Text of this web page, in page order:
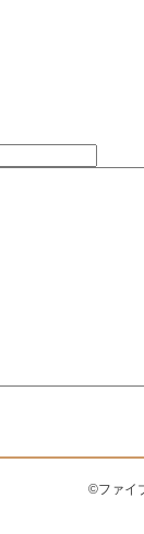
©ファイ